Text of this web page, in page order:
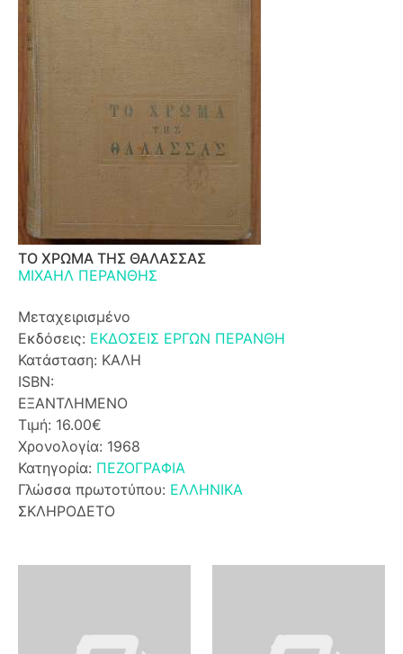
ΤΟ ΧΡΩΜΑ ΤΗΣ ΘΑΛΑΣΣΑΣ
ΜΙΧΑΗΛ ΠΕΡΑΝΘΗΣ
Μεταχειρισμένο
Εκδόσεις: ΕΚΔΟΣΕΙΣ ΕΡΓΩΝ ΠΕΡΑΝΘΗ
Κατάσταση: ΚΑΛΗ
ISBN:
ΕΞΑΝΤΛΗΜΕΝΟ
Τιμή: 16.00€
Χρονολογία: 1968
Κατηγορία: ΠΕΖΟΓΡΑΦΙΑ
Γλώσσα πρωτοτύπου: ΕΛΛΗΝΙΚΑ
ΣΚΛΗΡΟΔΕΤΟ